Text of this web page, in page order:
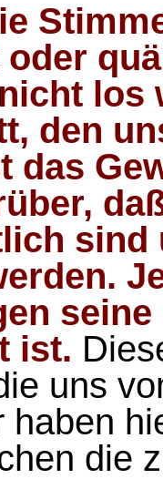
los
den
das
sind
ist.
uns
haben
die